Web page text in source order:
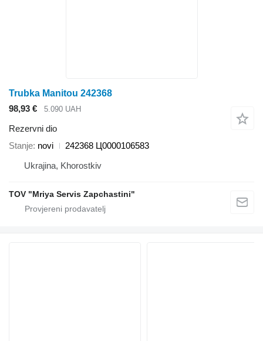
Trubka Manitou 242368
98,93 €
5.090 UAH
Rezervni dio
Stanje novi
242368 Ц0000106583
Ukrajina, Khorostkiv
TOV "Mriya Servis Zapchastini"